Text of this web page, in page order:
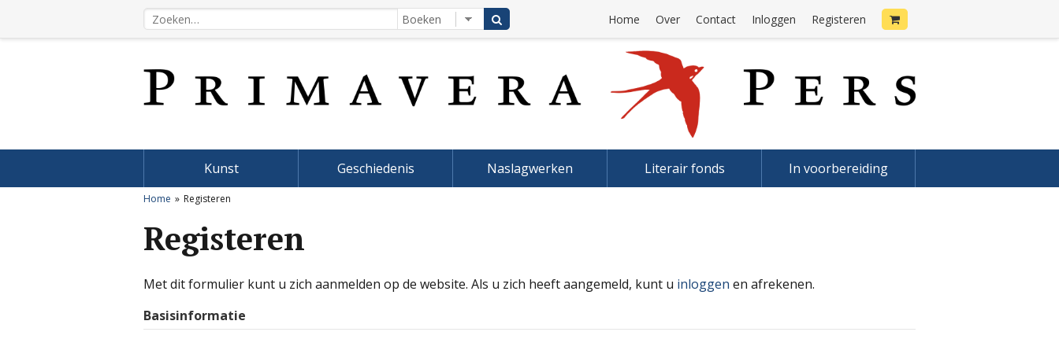
Home Over Contact Inloggen Registeren
Kunst Geschiedenis Naslagwerken Literair fonds In voorbereiding
Home Registeren
Registeren
Met dit formulier kunt u zich aanmelden op de website. Als u zich heeft aangemeld, kunt u inloggen en afrekenen.
Basisinformatie